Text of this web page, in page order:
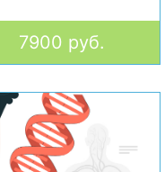
7900 руб.